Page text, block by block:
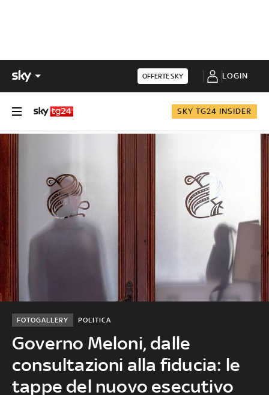
OFFERTE SKY LOGIN
SKY TG24 INSIDER
Governo Meloni, dalle
consultazioni alla fiducia: le
tappe del nuovo esecutivo
POLITICA
FOTOGALLERY